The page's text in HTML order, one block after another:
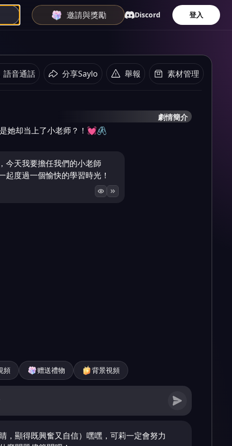
邀請與獎勵 Discord 登入
語音通話 分享Saylo 舉報 素材管理
劇情簡介
她却当上了小老师？！💓🖇️
今天我要擔任我們的小老師
起度過一個愉快的學習時光！
頻 赠送禮物 背景視頻
，顯得既興奮又自信）嘿嘿，可莉一定會努力